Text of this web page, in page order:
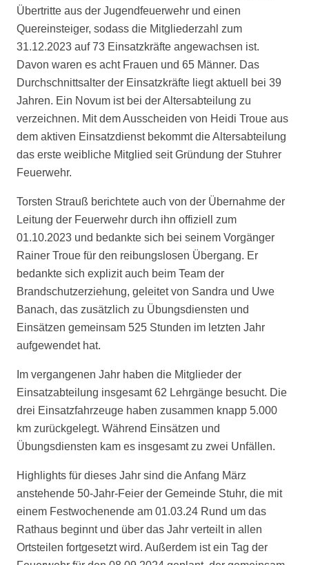
Übertritte aus der Jugendfeuerwehr und einen
Quereinsteiger, sodass die Mitgliederzahl zum
31.12.2023 auf 73 Einsatzkräfte angewachsen ist.
Davon waren es acht Frauen und 65 Männer. Das
Durchschnittsalter der Einsatzkräfte liegt aktuell bei 39
Jahren. Ein Novum ist bei der Altersabteilung zu
verzeichnen. Mit dem Ausscheiden von Heidi Troue aus
dem aktiven Einsatzdienst bekommt die Altersabteilung
das erste weibliche Mitglied seit Gründung der Stuhrer
Feuerwehr.
Torsten Strauß berichtete auch von der Übernahme der
Leitung der Feuerwehr durch ihn offiziell zum
01.10.2023 und bedankte sich bei seinem Vorgänger
Rainer Troue für den reibungslosen Übergang. Er
bedankte sich explizit auch beim Team der
Brandschutzerziehung, geleitet von Sandra und Uwe
Banach, das zusätzlich zu Übungsdiensten und
Einsätzen gemeinsam 525 Stunden im letzten Jahr
aufgewendet hat.
Im vergangenen Jahr haben die Mitglieder der
Einsatzabteilung insgesamt 62 Lehrgänge besucht. Die
drei Einsatzfahrzeuge haben zusammen knapp 5.000
km zurückgelegt. Während Einsätzen und
Übungsdiensten kam es insgesamt zu zwei Unfällen.
Highlights für dieses Jahr sind die Anfang März
anstehende 50-Jahr-Feier der Gemeinde Stuhr, die mit
einem Festwochenende am 01.03.24 Rund um das
Rathaus beginnt und über das Jahr verteilt in allen
Ortsteilen fortgesetzt wird. Außerdem ist ein Tag der